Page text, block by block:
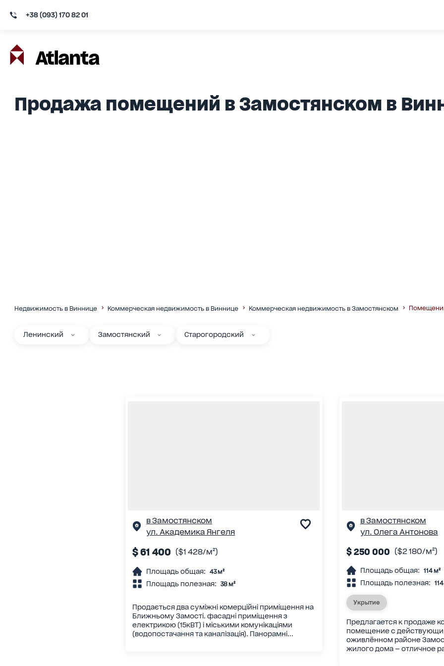
+38 (093) 170 82 01
Продажа помещений в Замостянском в
Недвижимость в Виннице Коммерческая недвижимость в Виннице Коммерческая недвижимость в Замостянском
Ленинский Замостянский Старогородский
в Замостянском
ул. Академика Янгеля
$ 61 400 ($1 428/м²)
Площадь общая: 43 м²
Площадь полезная: 38 м²
Продається два суміжні комерційні приміщення на
Ближньому Замості. фасадні приміщення з
електрикою (15кВТ) і міськими комунікаціями
(водопостачання та каналізація). Панорамні...
в Замостянском
ул. Олега Антонова
$ 250 000 ($2 180/м²)
Площадь общая: 114 м²
Площадь полезная:
Укрытие
Предлагается к продаже
помещение с
оживлённом районе
жилого дома — отличное